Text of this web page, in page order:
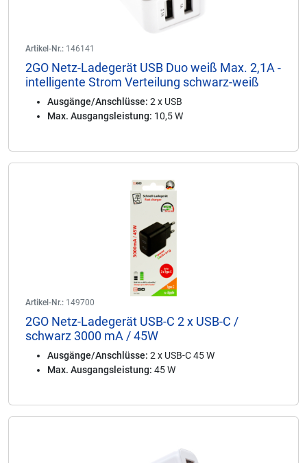
Artikel-Nr.: 146141
2GO Netz-Ladegerät USB Duo weiß Max. 2,1A -
intelligente Strom Verteilung schwarz-weiß
Ausgänge/Anschlüsse: 2 x USB
Max. Ausgangsleistung: 10,5 W
Artikel-Nr.: 149700
2GO Netz-Ladegerät USB-C 2 x USB-C /
schwarz 3000 mA / 45W
Ausgänge/Anschlüsse: 2 x USB-C 45 W
Max. Ausgangsleistung: 45 W